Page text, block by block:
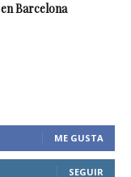
Barcelona
ME GUSTA
SEGUIR